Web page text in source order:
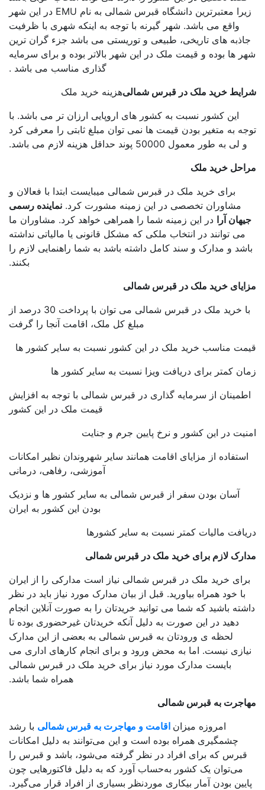
زیرا معتبرترین دانشگاه قبرس شمالی به نام EMU در این شهر
واقع می باشد. شهر گیرنه با توجه به اینکه شهری با ظرفیت
های تاریخی، طبیعی و توریستی می باشد جزء گران ترین
ها بوده و قیمت ملک در این شهر بالاتر بوده و برای سرمایه
گذاری مناسب می باشد .
خرید ملک در قبرس شمالیهزینه خرید ملک
این کشور نسبت به کشور های اروپایی ارزان تر می باشد. با
به متغیر بودن قیمت ها نمی توان مبلغ ثابتی را معرفی کرد
و لی به طور معمول 50000 پوند حداقل هزینه لازم می باشد.
خرید ملک
برای خرید ملک در قبرس شمالی میبایست ابتدا با فعالان و
مشاوران تخصصی در این زمینه مشورت کرد.نماینده رسمی
آرادر این زمینه شما را همراهی خواهد کرد. مشاوران ما
می توانند در انتخاب ملکی که مشکل قانونی یا مالیاتی نداشته
و مدارک و سند کامل داشته باشد به شما راهنمایی لازم را
بکنند.
خرید ملک در قبرس شمالی
با خرید ملک در قبرس شمالی می توان با پرداخت 30 درصد از
مبلغ کل ملک، اقامت آنجا را گرفت
مناسب خرید ملک در این کشور نسبت به سایر کشور ها
کمتر برای دریافت ویزا نسبت به سایر کشور ها
از سرمایه گذاری در قبرس شمالی با توجه به افزایش
قیمت ملک در این کشور
در این کشور و نرخ پایین جرم و جنایت
از مزایای اقامت همانند سایر شهروندان نظیر امکانات
آموزشی، رفاهی، درمانی
آسان بودن سفر از قبرس شمالی به سایر کشور ها و نزدیک
بودن این کشور به ایران
مالیات کمتر نسبت به سایر کشورها
لازم برای خرید ملک در قبرس شمالی
خرید ملک در قبرس شمالی نیاز است مدارکی را از ایران
با خود همراه بیاورید. قبل از بیان مدارک مورد نیاز باید در نظر
باشید که شما می توانید خریدتان را به صورت آنلاین انجام
دهید در این صورت به دلیل آنکه خریدتان غیرحضوری بوده تا
لحظه ی ورودتان به قبرس شمالی به بعضی از این مدارک
نیست. اما به محض ورود و برای انجام کارهای اداری می
بایست مدارک مورد نیاز برای خرید ملک در قبرس شمالی
همراه شما باشد.
به قبرس شمالی
امروزه میزاناقامت و مهاجرت به قبرس شمالیبا رشد
چشمگیری همراه بوده است و این می‌توانند به دلیل امکانات
قبرس که برای افراد در نظر گرفته می‌شود، باشد و قبرس را
می‌توان یک کشور به‌حساب آورد که به دلیل فاکتورهایی چون
بودن آمار بیکاری موردنظر بسیاری از افراد قرار می‌گیرد.